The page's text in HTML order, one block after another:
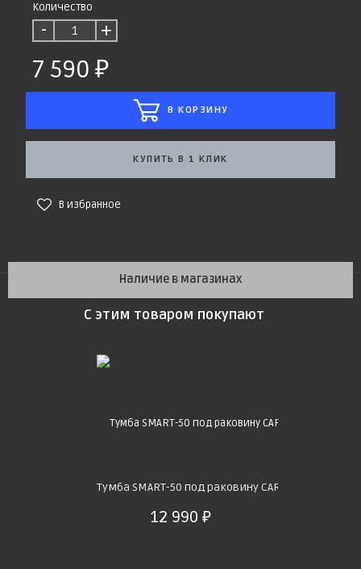
Количество
- +
7 590
В КОРЗИНУ
КУПИТЬ В 1 КЛИК
В избранное
Наличие в магазинах
С этим товаром покупают
Тумба SMART-50 под раковину CARINA-50, белый
12 990